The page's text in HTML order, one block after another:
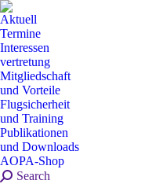
Aktuell
Termine
Interessen
vertretung
Mitgliedschaft
und Vorteile
Flugsicherheit
und Training
Publikationen
und Downloads
AOPA-Shop
Search:
Search